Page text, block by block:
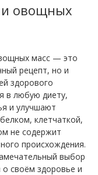
и овощных
масс — это
рецепт, но и
здорового
в любую диету,
и улучшают
клетчаткой,
не содержит
происхождения.
выбор
о своём здоровье и